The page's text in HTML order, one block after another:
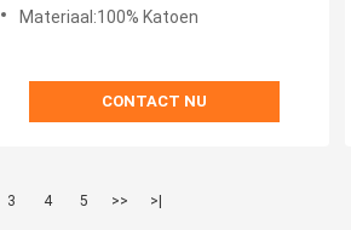
Materiaal:100% Katoen
CONTACT NU
3 4 5 >> >|